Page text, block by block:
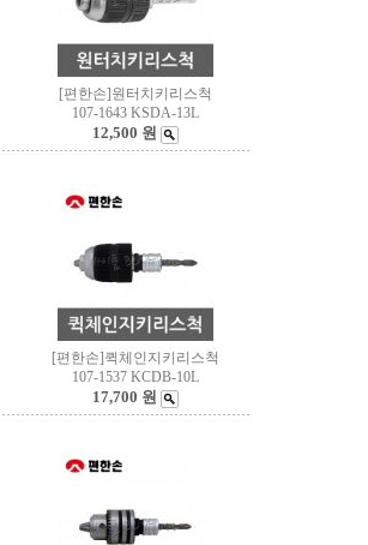
[편한손]원터치키리스척
107-1643 KSDA-13L
12,500 원
[편한손]퀵체인지키리스척
107-1537 KCDB-10L
17,700 원